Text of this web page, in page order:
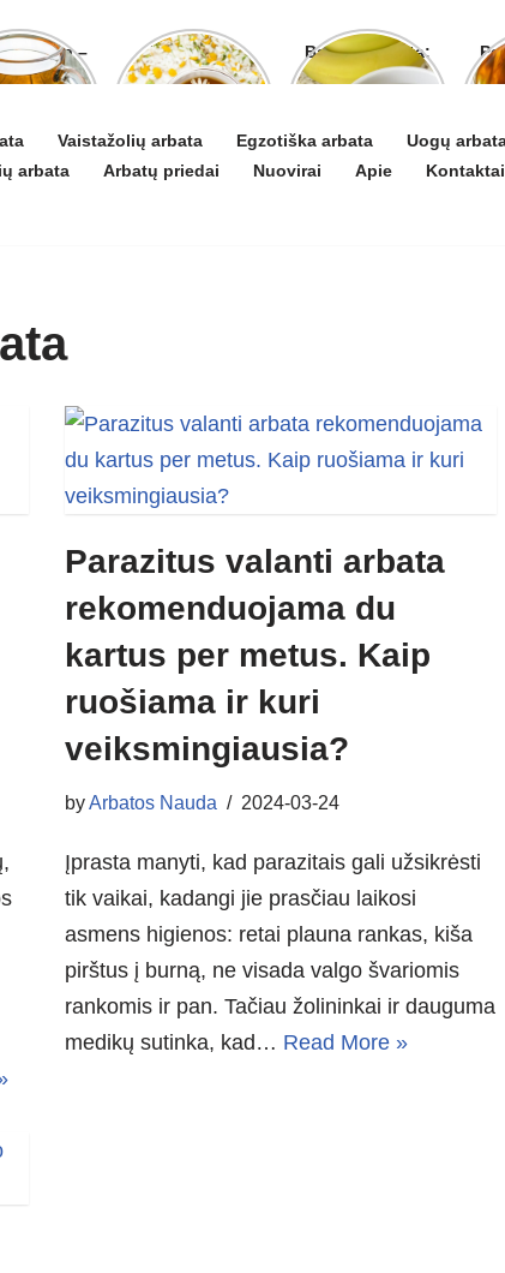
arbata –
gydyti ir
Ramunėlių
arbata pagelbės
Bananų arbata:
kuo ji naudinga
Vaistažolių arbata Egzotiška arbata Uogų
arbata Arbatų priedai Nuovirai Apie Kontaktai
Parazitus valanti arbata
rekomenduojama du
kartus per metus. Kaip
ruošiama ir kuri
veiksmingiausia?
byArbatos Nauda 2024-03-24
Įprasta manyti, kad parazitais gali užsikrėsti
tik vaikai, kadangi jie prasčiau laikosi
asmens higienos: retai plauna rankas, kiša
pirštus į burną, ne visada valgo švariomis
rankomis ir pan. Tačiau žolininkai ir dauguma
medikų sutinka, kad… Read More »